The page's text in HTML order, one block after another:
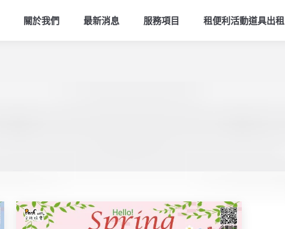
關於我們 最新消息 服務項目 租便利活動道具出租